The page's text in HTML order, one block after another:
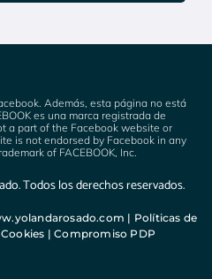
Además, esta página no está
es una marca registrada de
a part of the Facebook website or
is not endorsed by Facebook in any
of FACEBOOK, Inc.
Todos los derechos reservados.
| Políticas de
|Compromiso PDP